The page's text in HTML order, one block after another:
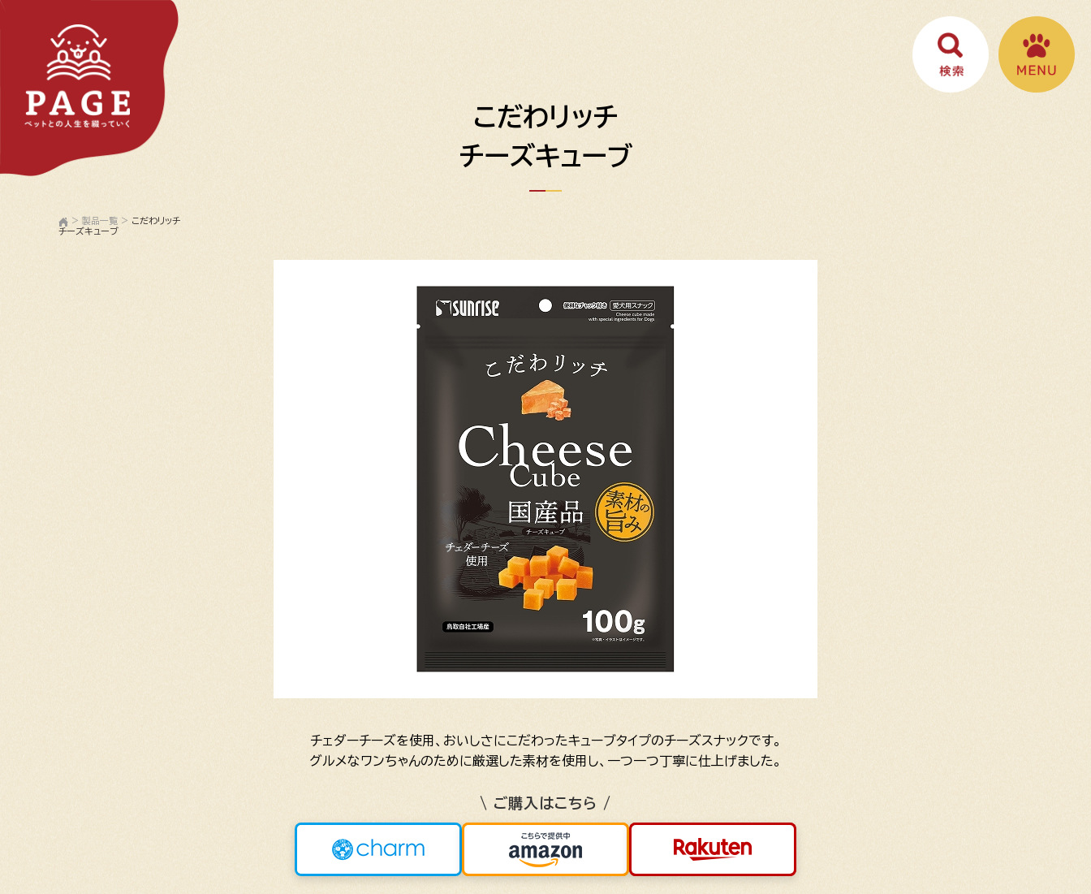
こだわリッチ
チーズキューブ
> 製品一覧 > こだわリッチ
チーズキューブ
チェダーチーズを使用、おいしさにこだわったキューブタイプのチーズスナックです。
グルメなワンちゃんのために厳選した素材を使用し、一つ一つ丁寧に仕上げました。
\ ご購入はこちら /